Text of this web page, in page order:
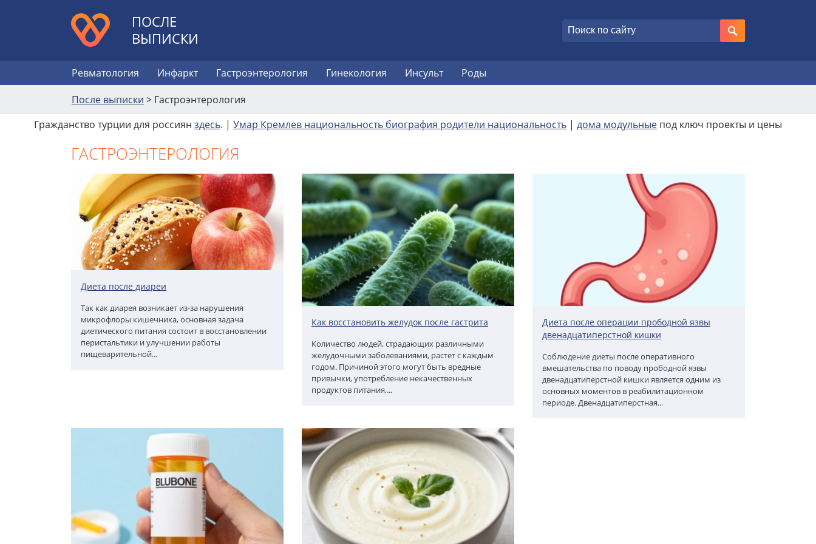
ПОСЛЕ
ВЫПИСКИ
Ревматология Инфаркт Гастроэнтерология Гинекология Инсульт
Роды
После выписки > Гастроэнтерология
Гражданство турции для россиян здесь. | Умар Кремлев национальность биография родители национальность | дома модульные под ключ проекты и цены
ГАСТРОЭНТЕРОЛОГИЯ
Диета после диареи
Так как диарея возникает из-за нарушения
микрофлоры кишечника, основная задача
диетического питания состоит в восстановлении
перистальтики и улучшении работы
пищеварительной...
Как восстановить желудок после гастрита
Количество людей, страдающих различными
желудочными заболеваниями, растет с каждым
годом. Причиной этого могут быть вредные
привычки, употребление некачественных
продуктов питания,...
Диета после операции прободной язвы
двенадцатиперстной кишки
Соблюдение диеты после оперативного
вмешательства по поводу прободной язвы
двенадцатиперстной кишки является одним из
основных моментов в реабилитационном
периоде. Двенадцатиперстная...